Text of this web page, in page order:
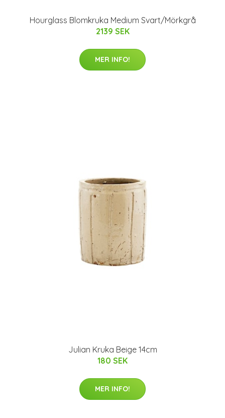
Hourglass Blomkruka Medium Svart/Mörkgrå
2139 SEK
MER INFO!
Julian Kruka Beige 14cm
180 SEK
MER INFO!